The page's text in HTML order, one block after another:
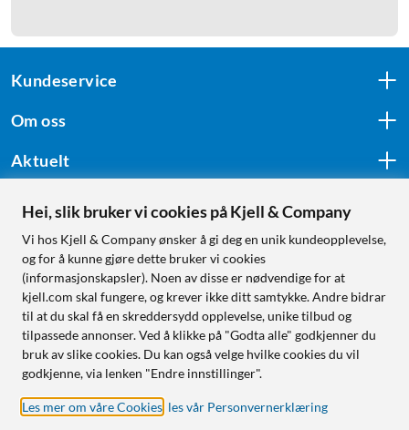
Kundeservice
Om oss
Aktuelt
Følg oss
Handle fra:
Sverige
Norge
Hei, slik bruker vi cookies på Kjell & Company
Vi hos Kjell & Company ønsker å gi deg en unik kundeopplevelse,
og for å kunne gjøre dette bruker vi cookies
(informasjonskapsler). Noen av disse er nødvendige for at
kjell.com skal fungere, og krever ikke ditt samtykke. Andre bidrar
til at du skal få en skreddersydd opplevelse, unike tilbud og
tilpassede annonser. Ved å klikke på "Godta alle" godkjenner du
bruk av slike cookies. Du kan også velge hvilke cookies du vil
godkjenne, via lenken "Endre innstillinger".
Les mer om våre Cookies les vår Personvernerklæring